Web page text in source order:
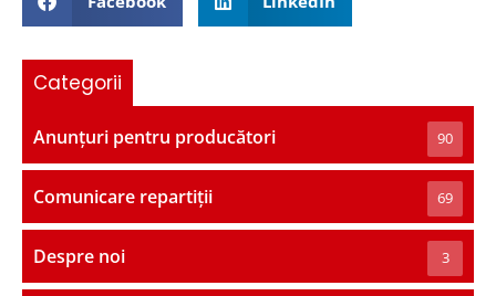
Categorii
Anunțuri pentru producători 90
Comunicare repartiții 69
Despre noi 3